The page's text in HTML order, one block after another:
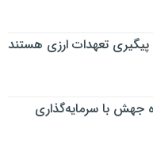
تعهدات ارزی هستند
جهش با سرمایه‌گذاری